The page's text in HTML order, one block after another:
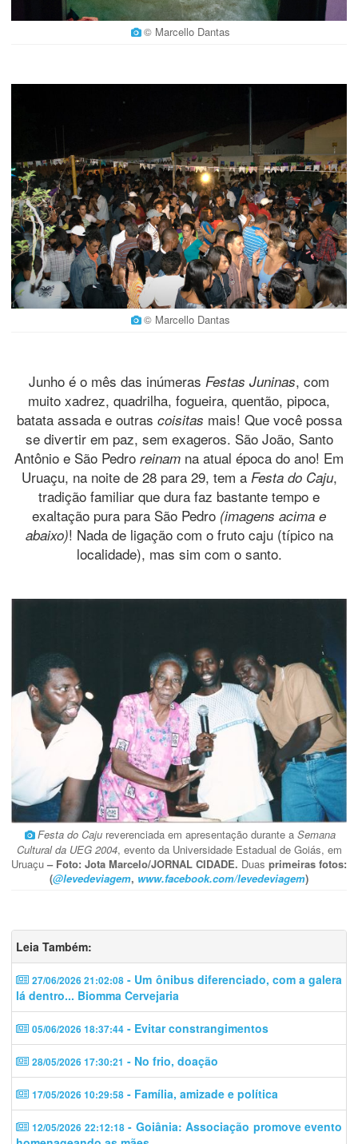
© Marcello Dantas
© Marcello Dantas
Junho é o mês das inúmeras Festas Juninas, com
muito xadrez, quadrilha, fogueira, quentão, pipoca,
batata assada e outras coisitas mais! Que você possa
se divertir em paz, sem exageros. São João, Santo
Antônio e São Pedro reinam na atual época do ano! Em
Uruaçu, na noite de 28 para 29, tem a Festa do Caju,
tradição familiar que dura faz bastante tempo e
exaltação pura para São Pedro (imagens acima e
abaixo)! Nada de ligação com o fruto caju (típico na
localidade), mas sim com o santo.
Festa do Caju reverenciada em apresentação durante a Semana
Cultural da UEG 2004, evento da Universidade Estadual de Goiás, em
Uruaçu – Foto: Jota Marcelo/JORNAL CIDADE. Duas primeiras fotos:
(@levedeviagem, www.facebook.com/levedeviagem)
Leia Também:
27/06/2026 21:02:08 - Um ônibus diferenciado, com a galera
lá dentro... Biomma Cervejaria
05/06/2026 18:37:44 - Evitar constrangimentos
28/05/2026 17:30:21 - No frio, doação
17/05/2026 10:29:58 - Família, amizade e política
12/05/2026 22:12:18- Goiânia: Associação promove evento